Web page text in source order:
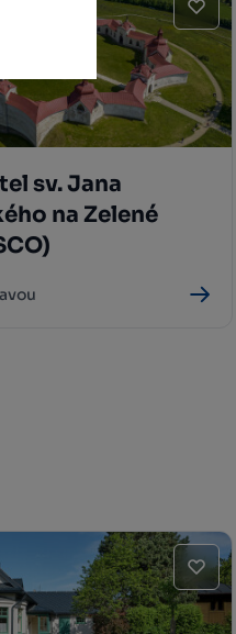
sv. Jana
na Zelené